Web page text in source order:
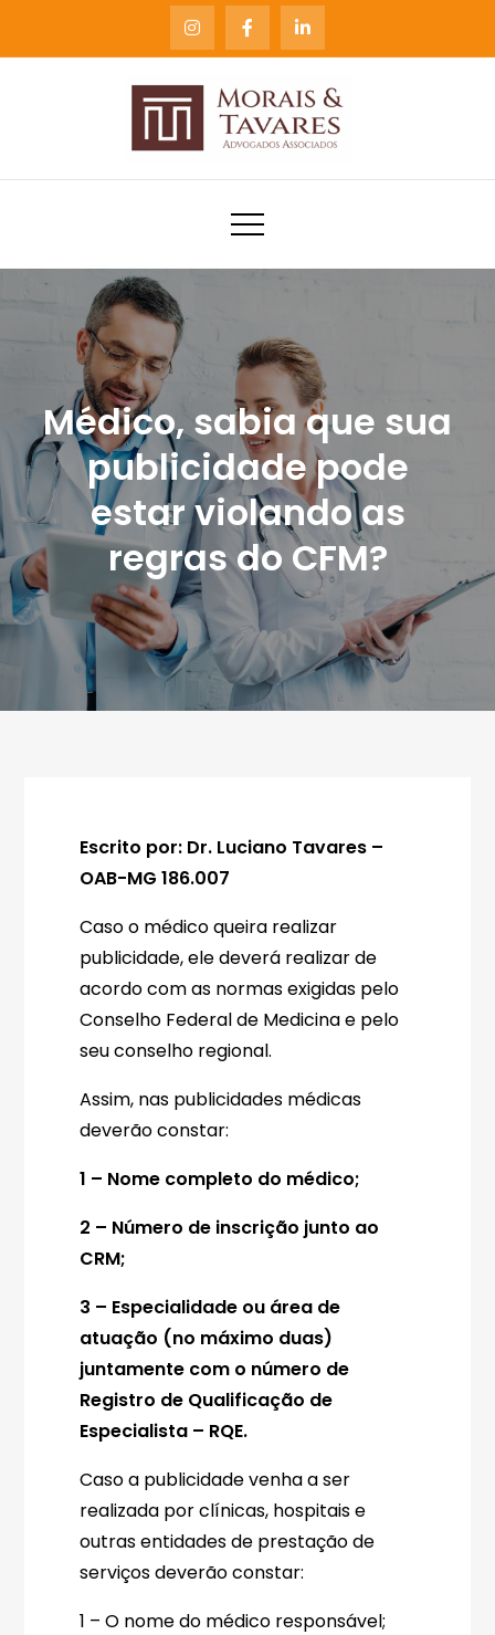
Blog Morais & Tavares
Advogados
Notícias e Informações do escritório Morais &
Médico, sabia que sua
publicidade pode
estar violando as
regras do CFM?
Escrito por: Dr. Luciano Tavares –
OAB-MG 186.007
Caso o médico queira realizar
publicidade, ele deverá realizar de
acordo com as normas exigidas pelo
Conselho Federal de Medicina e pelo
seu conselho regional.
Assim, nas publicidades médicas
deverão constar:
1 – Nome completo do médico;
2 – Número de inscrição junto ao
CRM;
3 – Especialidade ou área de
atuação (no máximo duas)
juntamente com o número de
Registro de Qualificação de
Especialista – RQE.
Caso a publicidade venha a ser
realizada por clínicas, hospitais e
outras entidades de prestação de
serviços deverão constar:
1 – O nome do médico responsável;